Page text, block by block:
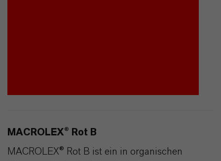
MACROLEX® Rot B
MACROLEX® Rot B ist ein in organischen